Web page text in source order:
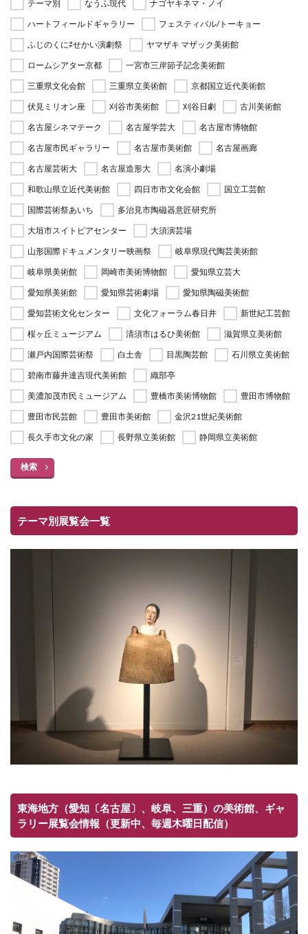
テーマ別 なうふ現代
ナゴヤキネマ・ノイ
ハートフィールドギャラリー
フェスティバル/トーキョー
ふじのくに⇄せかい演劇祭
ヤマザキ マザック美術館
ロームシアター京都
一宮市三岸節子記念美術館
三重県文化会館
三重県立美術館
京都国立近代美術館
伏見ミリオン座
刈谷市美術館 刈谷日劇
古川美術館
名古屋シネマテーク
名古屋学芸大
名古屋市博物館
名古屋市民ギャラリー
名古屋市美術館
名古屋画廊
名古屋芸術大
名古屋造形大
名演小劇場
和歌山県立近代美術館
四日市市文化会館
国立工芸館
国際芸術祭あいち
多治見市陶磁器意匠研究所
大垣市スイトピアセンター
大須演芸場
山形国際ドキュメンタリー映画祭
岐阜県現代陶芸美術館
岐阜県美術館
岡崎市美術博物館
愛知県立芸大
愛知県美術館
愛知県芸術劇場
愛知県陶磁美術館
愛知芸術文化センター
文化フォーラム春日井
新世紀工芸館
桜ヶ丘ミュージアム
清須市はるひ美術館
滋賀県立美術館
瀬戸内国際芸術祭
白土舎 目黒陶芸館
石川県立美術館
碧南市藤井達吉現代美術館
織部亭
美濃加茂市民ミュージアム
豊橋市美術博物館
豊田市博物館
豊田市民芸館
豊田市美術館
金沢21世紀美術館
長久手市文化の家
長野県立美術館 静岡県立美術館
検索
テーマ別展覧会一覧
東海地方（愛知〔名古屋〕、岐阜、三重）の美術館、ギャ
ラリー展覧会情報（更新中、毎週木曜日配信）